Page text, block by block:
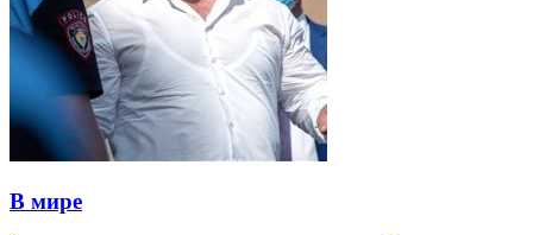
В мире